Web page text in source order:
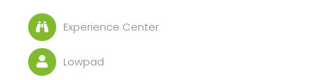
Experience Center
Lowpad